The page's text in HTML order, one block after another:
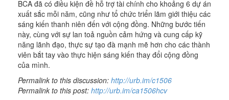
BCA đã có điều kiện đề hỗ trợ tài chính cho khoảng 6 dự án
xuất sắc mỗi năm, cũng như tổ chức triển lãm giới thiệu các
sáng kiến thanh niên đến với cộng đồng. Những bước tiến
này, cùng với sự lan toả nguồn cảm hứng và cung cấp kỹ
năng lãnh đạo, thực sự tạo đà mạnh mẽ hơn cho các thành
viên bắt tay vào thực hiện sáng kiến thay đổi cộng đồng
của mình.
Permalink to this discussion: http://urb.im/c1506
Permalink to this post: http://urb.im/ca1506hcv